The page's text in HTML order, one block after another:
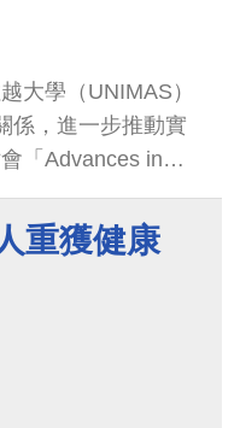
大學（UNIMAS）
係，進一步推動實
「Advances in
，聚焦肥胖治療、
顫動治療等精准
致詞中表示，此
開啟台馬醫療合
重獲健康